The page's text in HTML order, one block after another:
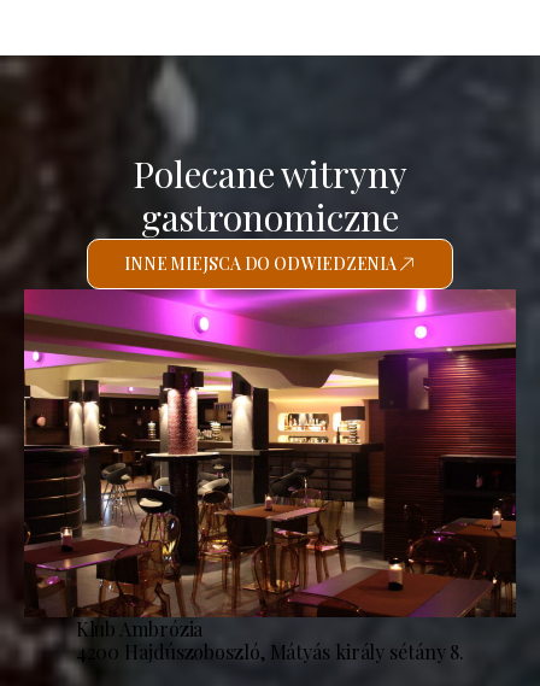
Polecane witryny
gastronomiczne
INNE MIEJSCA DO ODWIEDZENIA
Klub Ambrózia
4200 Hajdúszoboszló, Mátyás király sétány 8.